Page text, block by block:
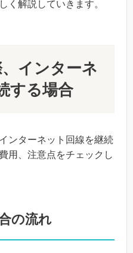
く解説していきます。
インターネ
する場合
ンターネット回線を継続
用、注意点をチェックし
の流れ